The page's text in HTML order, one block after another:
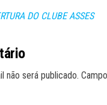
DO CLUBE ASSES
não será publicado.